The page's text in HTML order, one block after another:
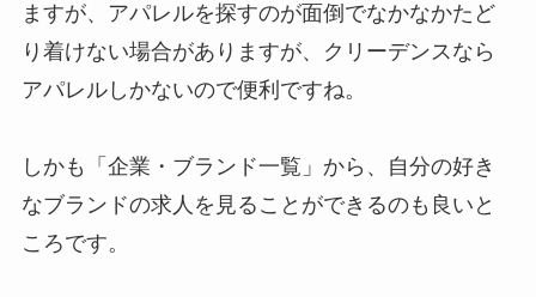
ますが、アパレルを探すのが面倒でなかなかたど
り着けない場合がありますが、クリーデンスなら
アパレルしかないので便利ですね。
しかも「企業・ブランド一覧」から、自分の好き
なブランドの求人を見ることができるのも良いと
ころです。